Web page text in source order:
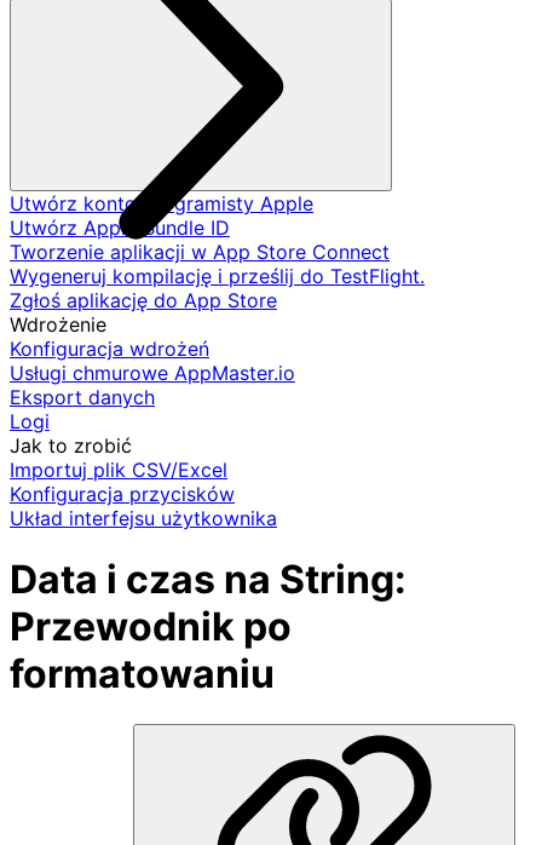
Utwórz konto programisty Apple
Utwórz Apple Bundle ID
Tworzenie aplikacji w App Store Connect
Wygeneruj kompilację i prześlij do TestFlight.
Zgłoś aplikację do App Store
Wdrożenie
Konfiguracja wdrożeń
Usługi chmurowe AppMaster.io
Eksport danych
Logi
Jak to zrobić
Importuj plik CSV/Excel
Konfiguracja przycisków
Układ interfejsu użytkownika
Data i czas na String:
Przewodnik po
formatowaniu